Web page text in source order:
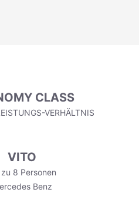
CLASS
VERHÄLTNIS
VITO
zu 8 Personen
Benz